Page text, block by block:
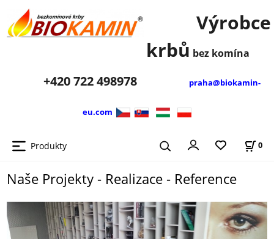
Výrobce
krbů bez komína
+420722 498978 praha@biokamin-
eu.com
Produkty 0
Naše Projekty - Realizace - Reference